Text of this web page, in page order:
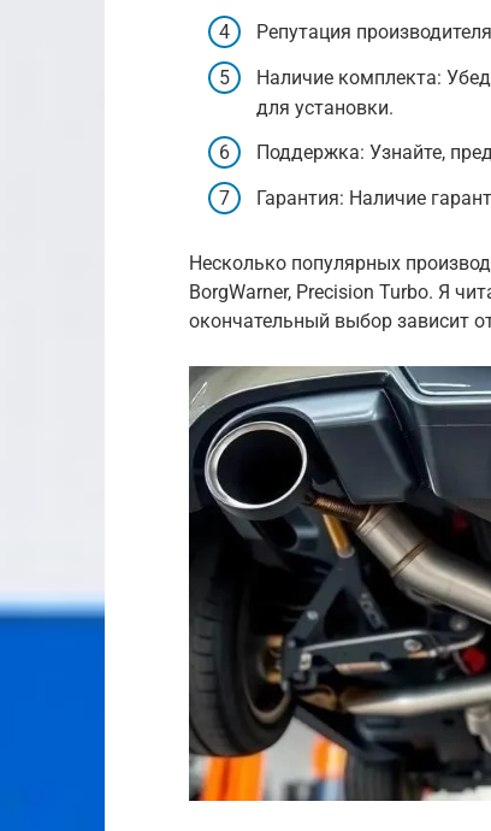
Репутация
Наличие комплекта:
для установки.
Поддержка: Узнайте,
Гарантия: Наличие
Несколько популярных
BorgWarner, Precision Turbo. Я
окончательный выбор зависит